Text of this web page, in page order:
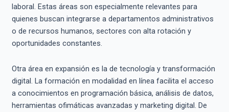
laboral. Estas áreas son especialmente relevantes para
quienes buscan integrarse a departamentos administrativos
o de recursos humanos, sectores con alta rotación y
oportunidades constantes.
Otra área en expansión es la de tecnología y transformación
digital. La formación en modalidad en línea facilita el acceso
a conocimientos en programación básica, análisis de datos,
herramientas ofimáticas avanzadas y marketing digital. De